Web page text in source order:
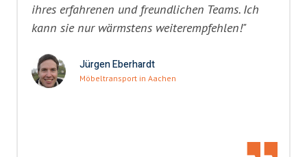
ihres erfahrenen und freundlichen Teams. Ich
kann sie nur wärmstens weiterempfehlen!"
Jürgen Eberhardt
Möbeltransport in Aachen